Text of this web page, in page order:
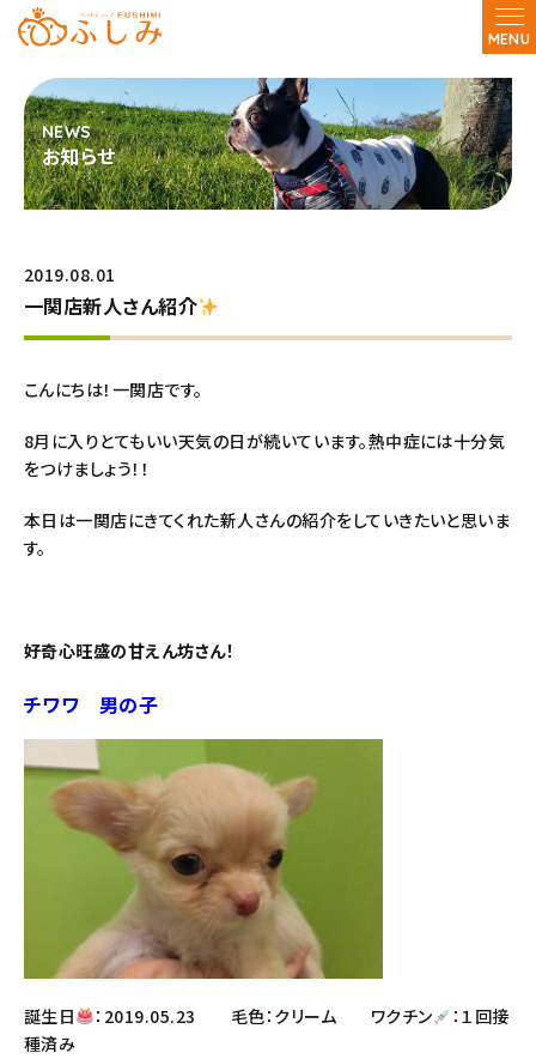
MENU
お知らせ
2019.08.01
一関店新人さん紹介
こんにちは！一関店です。
8月に入りとてもいい天気の日が続いています。熱中症には十分気
をつけましょう！！
本日は一関店にきてくれた新人さんの紹介をしていきたいと思いま
す。
好奇心旺盛の甘えん坊さん！
チワワ 男の子
誕生日 ：2019.05.23 毛色：クリーム ワクチン
：１回接
種済み